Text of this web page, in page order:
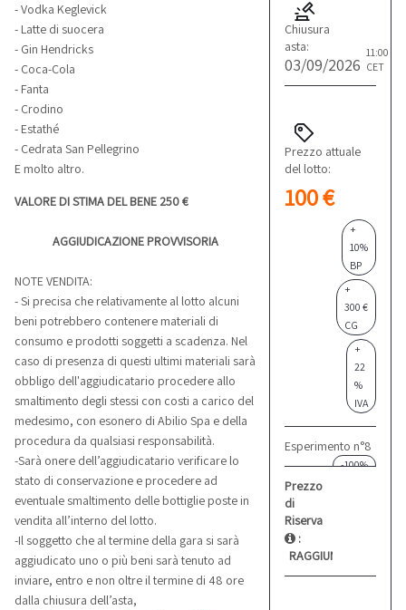
Chiusura
asta:
03/09/2026
11:00
CET
Prezzo attuale del
10%
BP
+
300 €
CG
+
22
%
IVA
Esperimento n°8
-100%
Prezzo
di
Riserva
:
RAGGIUNTO
- Vodka Keglevick
- Latte di suocera
- Gin Hendricks
- Coca-Cola
- Fanta
- Crodino
- Estathé
- Cedrata San Pellegrino
E molto altro.
VALORE DI STIMA DEL BENE 250 €
AGGIUDICAZIONE PROVVISORIA
NOTE VENDITA:
- Si precisa che relativamente al lotto alcuni
beni potrebbero contenere materiali di
consumo e prodotti soggetti a scadenza. Nel
caso di presenza di questi ultimi materiali sarà
obbligo dell'aggiudicatario procedere allo
smaltimento degli stessi con costi a carico del
medesimo, con esonero di Abilio Spa e della
procedura da qualsiasi responsabilità.
-Sarà onere dell’aggiudicatario verificare lo
stato di conservazione e procedere ad
eventuale smaltimento delle bottiglie poste in
vendita all’interno del lotto.
-Il soggetto che al termine della gara si sarà
aggiudicato uno o più beni sarà tenuto ad
inviare, entro e non oltre il termine di 48 ore
dalla chiusura dell’asta,